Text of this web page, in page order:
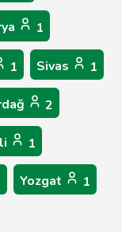
1
1 Sivas 1
2
1
Yozgat 1